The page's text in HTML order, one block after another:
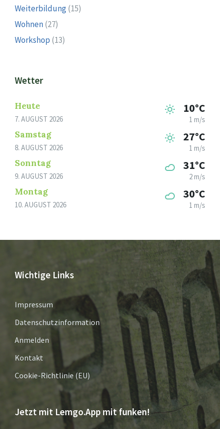
Weiterbildung(15)
Wohnen(27)
Workshop (13)
Wetter
Heute
7. AUGUST 2026
10°C
1 m/s
Samstag
8. AUGUST 2026
27°C
1 m/s
Sonntag
9. AUGUST 2026
31°C
2 m/s
Montag
10. AUGUST 2026
30°C
1 m/s
Wichtige Links
Impressum
Datenschutzinformation
Anmelden
Kontakt
Cookie-Richtlinie (EU)
Jetzt mit Lemgo.App mit funken!